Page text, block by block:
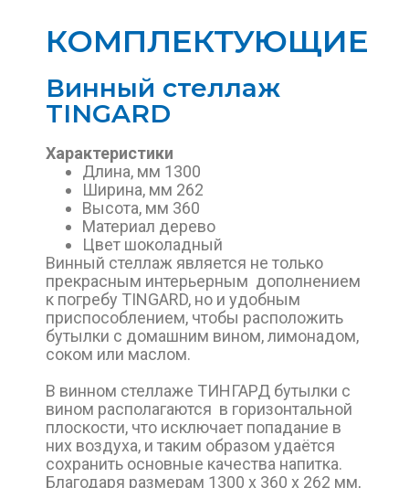
КОМПЛЕКТУЮЩИЕ
Винный стеллаж
TINGARD
Характеристики
Длина, мм 1300
Ширина, мм 262
Высота, мм 360
Материал дерево
Цвет шоколадный
Винный стеллаж является не только
прекрасным интерьерным дополнением
к погребу TINGARD, но и удобным
приспособлением, чтобы расположить
бутылки с домашним вином, лимонадом,
соком или маслом.
В винном стеллаже ТИНГАРД бутылки с
вином располагаются в горизонтальной
плоскости, что исключает попадание в
них воздуха, и таким образом удаётся
сохранить основные качества напитка.
Благодаря размерам 1300 х 360 х 262 мм,